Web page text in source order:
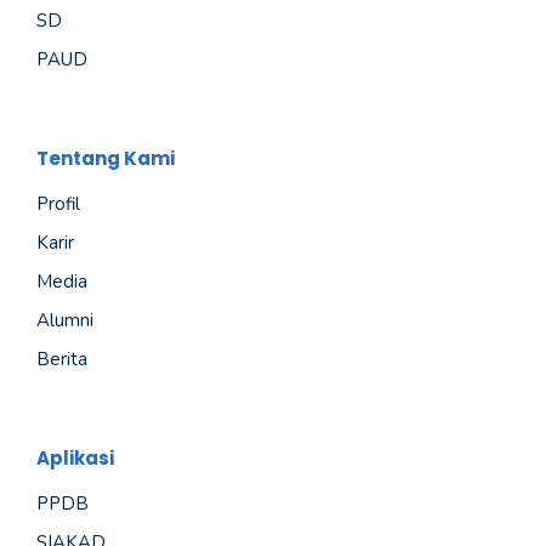
SD
PAUD
Tentang Kami
Profil
Karir
Media
Alumni
Berita
Aplikasi
PPDB